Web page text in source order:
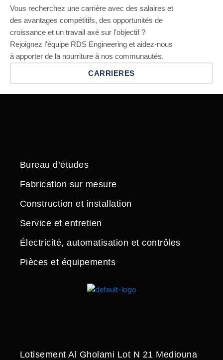
Vous recherchez une carrière avec des salaires et
des avantages compétitifs, des opportunités de
croissance et un travail axé sur l'objectif ?
Rejoignez l'équipe RDS Engineering et aidez-nous
à apporter de la nourriture à nos communautés.
CARRIERES
Bureau d’études
Fabrication sur mesure
Construction et installation
Service et entretien
Électricité, automatisation et contrôles
Pièces et équipements
Lotisement Al Gholami Lot N 21 Mediouna